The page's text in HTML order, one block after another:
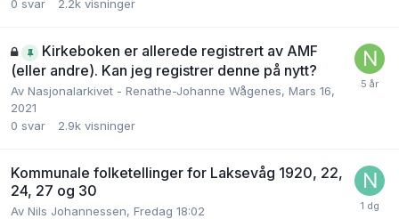
0 svar 2.2k visninger
Kirkeboken er allerede registrert av AMF
(eller andre). Kan jeg registrer denne på nytt?
Av Nasjonalarkivet - Renathe-Johanne Wågenes, Mars 16,
2021
0 svar 2.9k visninger
Kommunale folketellinger for Laksevåg 1920, 22,
24, 27 og 30
Av Nils Johannessen, Fredag 18:02